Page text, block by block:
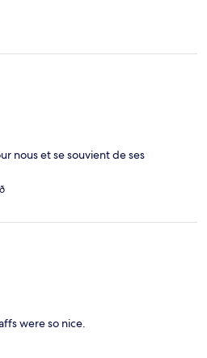
nous et se souvient de ses
were so nice.